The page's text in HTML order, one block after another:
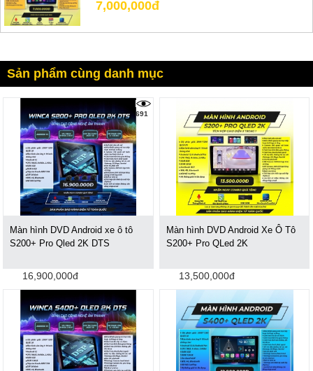
7,000,000đ
Sản phẩm cùng danh mục
691
Màn hình DVD Android xe ô tô
S200+ Pro Qled 2K DTS
16,900,000đ
Màn hình DVD Android Xe Ô Tô
S200+ Pro QLed 2K
13,500,000đ